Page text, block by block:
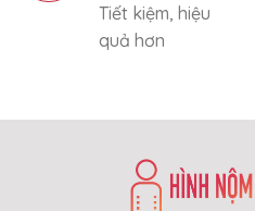
Tiết kiệm, hiệu
quả hơn